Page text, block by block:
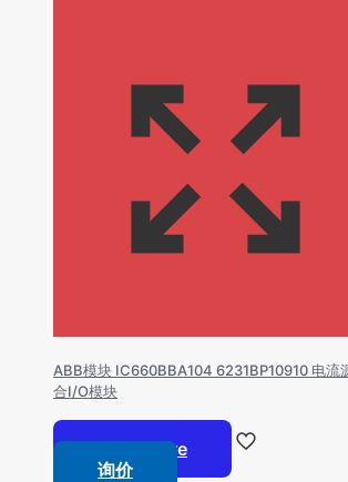
ABB模块 IC660BBA104 6231BP10910 电流
合I/O模块
Read more
询价